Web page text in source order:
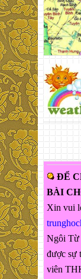
ĐỂ
BÀI
Xin vui
Ngôi Từ
được sự
viên